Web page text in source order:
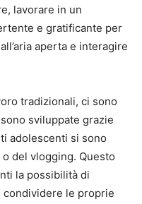
lavorare in un
e gratificante per
aperta e interagire
tradizionali, ci sono
sviluppate grazie
adolescenti si sono
del vlogging. Questo
la possibilità di
le proprie